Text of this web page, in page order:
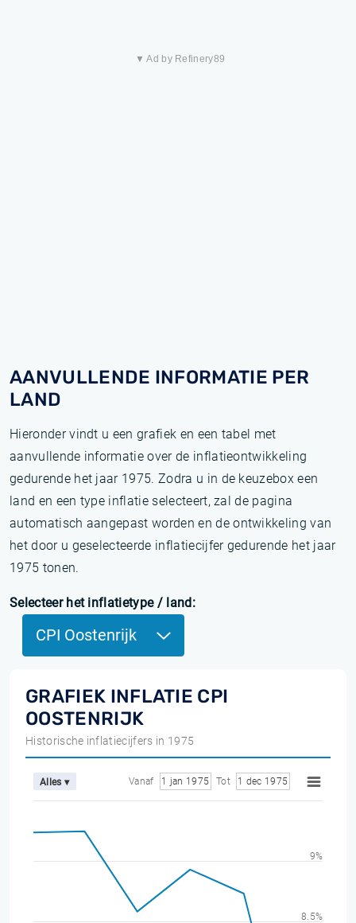
▼ Ad by Refinery89
AANVULLENDE INFORMATIE PER
LAND
Hieronder vindt u een grafiek en een tabel met
aanvullende informatie over de inflatieontwikkeling
gedurende het jaar 1975. Zodra u in de keuzebox een
land en een type inflatie selecteert, zal de pagina
automatisch aangepast worden en de ontwikkeling van
het door u geselecteerde inflatiecijfer gedurende het jaar
1975 tonen.
Selecteer het inflatietype / land:
CPI Oostenrijk
GRAFIEK INFLATIE CPI
OOSTENRIJK
Historische inflatiecijfers in 1975
Alles ▾ Vanaf 1 jan 1975 Tot 1 dec 1975
8.5%
9%